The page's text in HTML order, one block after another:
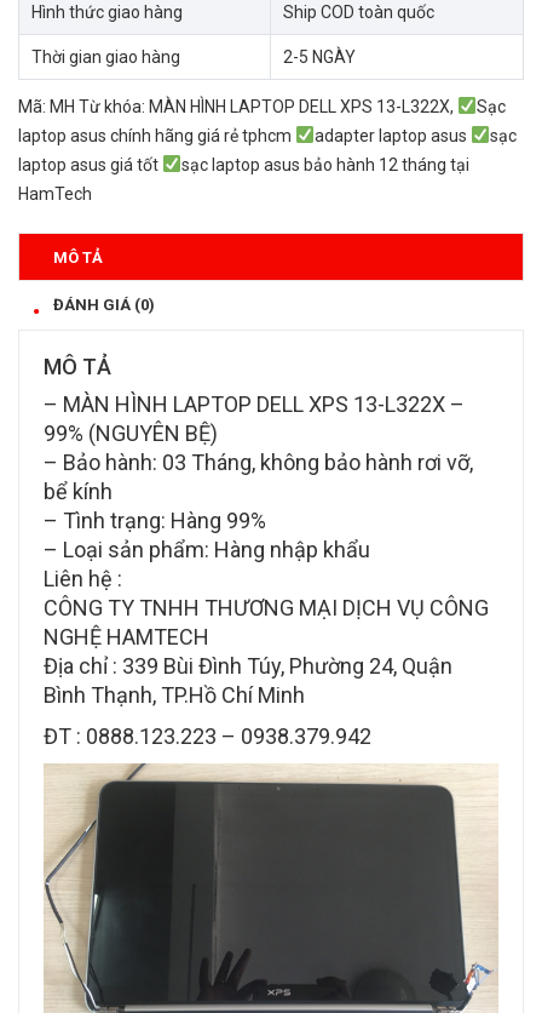
Hình thức giao hàng Ship COD toàn quốc
Thời gian giao hàng 2-5 NGÀY
Mã: MH Từ khóa: MÀN HÌNH LAPTOP DELL XPS 13-L322X,
Sạc
laptop asus chính hãng giá rẻ tphcm
adapter laptop asus
sạc
laptop asus giá tốt
sạc laptop asus bảo hành 12 tháng tại
HamTech
MÔ TẢ
ĐÁNH GIÁ (0)
MÔ TẢ
– MÀN HÌNH LAPTOP DELL XPS 13-L322X –
99% (NGUYÊN BỆ)
– Bảo hành: 03 Tháng, không bảo hành rơi vỡ,
bể kính
– Tình trạng: Hàng 99%
– Loại sản phẩm: Hàng nhập khẩu
Liên hệ :
CÔNG TY TNHH THƯƠNG MẠI DỊCH VỤ CÔNG
NGHỆ HAMTECH
Địa chỉ : 339 Bùi Đình Túy, Phường 24, Quận
Bình Thạnh, TP.Hồ Chí Minh
ĐT : 0888.123.223 – 0938.379.942